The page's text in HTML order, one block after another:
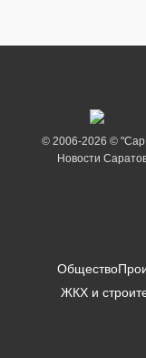
© 2006-2026 ©
Новости
Общество
ЖКХ и